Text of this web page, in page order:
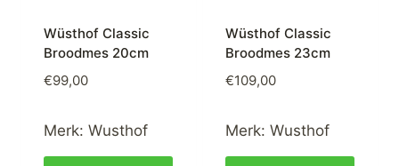
Wüsthof Classic
Broodmes 20cm
€99,00
Merk: Wusthof
Wüsthof Classic
Broodmes 23cm
€109,00
Merk: Wusthof